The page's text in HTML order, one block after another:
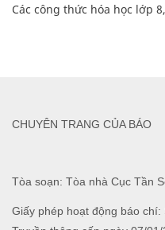
Các công thức hóa học lớp
Tòa soạn: Tòa nhà Cục Tần
Giấy phép hoạt động báo chí:
CHUYÊN TRANG CỦA BÁO